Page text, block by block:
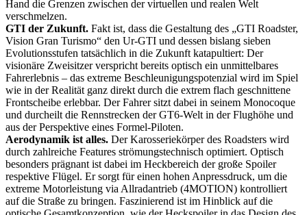
Hand die Grenzen zwischen der virtuellen und realen Welt
verschmelzen.
GTI der Zukunft. Fakt ist, dass die Gestaltung des „GTI Roadster,
Vision Gran Turismo“ den Ur-GTI und dessen bislang sieben
Evolutionsstufen tatsächlich in die Zukunft katapultiert: Der
visionäre Zweisitzer verspricht bereits optisch ein unmittelbares
Fahrerlebnis – das extreme Beschleunigungspotenzial wird im Spiel
wie in der Realität ganz direkt durch die extrem flach geschnittene
Frontscheibe erlebbar. Der Fahrer sitzt dabei in seinem Monocoque
und durcheilt die Rennstrecken der GT6-Welt in der Flughöhe und
aus der Perspektive eines Formel-Piloten.
Aerodynamik ist alles. Der Karosseriekörper des Roadsters wird
durch zahlreiche Features strömungstechnisch optimiert. Optisch
besonders prägnant ist dabei im Heckbereich der große Spoiler
respektive Flügel. Er sorgt für einen hohen Anpressdruck, um die
extreme Motorleistung via Allradantrieb (4MOTION) kontrolliert
auf die Straße zu bringen. Faszinierend ist im Hinblick auf die